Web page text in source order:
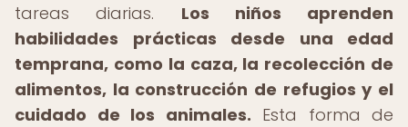
tareas diarias. Los niños aprenden
habilidades prácticas desde una edad
temprana, como la caza, la recolección de
alimentos, la construcción de refugios y el
cuidado de los animales. Esta forma de